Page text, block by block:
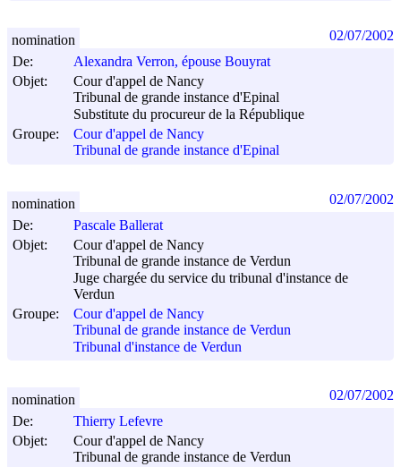
De:
Alexandra Verron, épouse Bouyrat
Objet:
Cour d'appel de Nancy
Tribunal de grande instance d'Epinal
Substitute du procureur de la République
Groupe:
Cour d'appel de Nancy
Tribunal de grande instance d'Epinal
nomination 02/07/2002
De:
Pascale Ballerat
Objet:
Cour d'appel de Nancy
Tribunal de grande instance de Verdun
Juge chargée du service du tribunal d'instance de
Verdun
Groupe:
Cour d'appel de Nancy
Tribunal de grande instance de Verdun
Tribunal d'instance de Verdun
nomination 02/07/2002
De:
Thierry Lefevre
Objet:
Cour d'appel de Nancy
Tribunal de grande instance de Verdun
nomination 02/07/2002